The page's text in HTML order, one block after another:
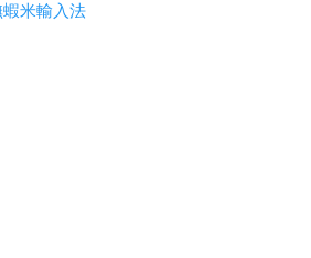
蝦米輸入法